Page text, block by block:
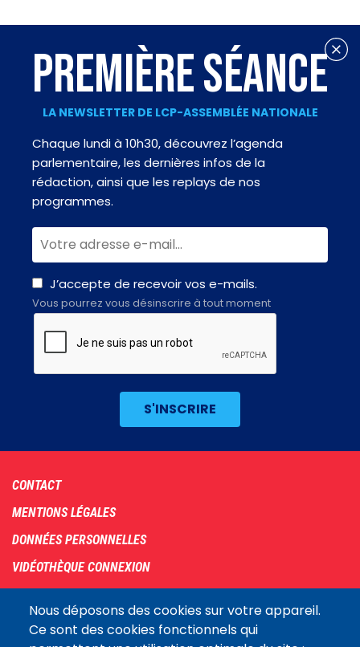
Nous déposons des cookies sur votre appareil.
Ce sont des cookies fonctionnels qui
PREMIÈRE SÉANCE
LA NEWSLETTER DE LCP-ASSEMBLÉE NATIONALE
Chaque lundi à 10h30, découvrez l’agenda
parlementaire, les dernières infos de la
rédaction, ainsi que les replays de nos
programmes.
J’accepte de recevoir vos e-mails.
Vous pourrez vous désinscrire à tout moment
Footer
menu
CONTACT
MENTIONS LÉGALES
DONNÉES PERSONNELLES
VIDÉOTHÈQUE CONNEXION
ARCHIVES